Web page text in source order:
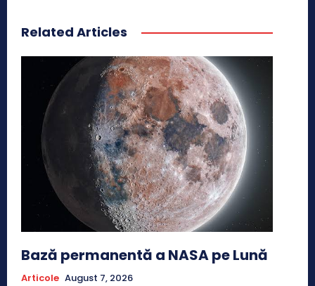
Related Articles
Bază permanentă a NASA pe Lună
Articole August 7, 2026